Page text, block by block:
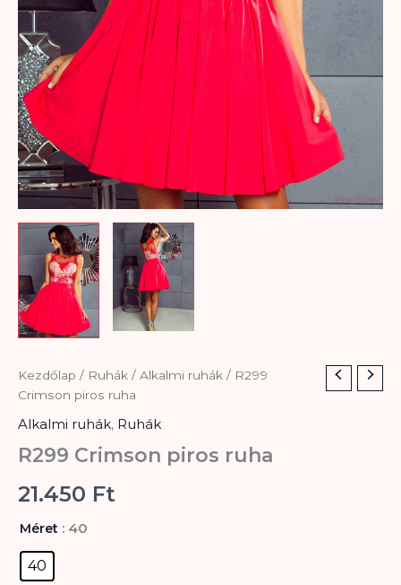
Kezdőlap / Ruhák / Alkalmi ruhák / R299
Crimson piros ruha
Alkalmi ruhák, Ruhák
R299 Crimson piros ruha
21.450 Ft
Méret : 40
40
R299
Crimson
ruha
mennyiség